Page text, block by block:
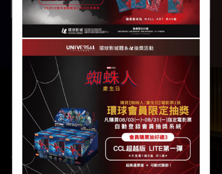
2026.08.05
更多資訊
環球中華影城
（Universal Chunghwa
Cinemas）
全新升級進化 給您全新的視覺饗宴
您觀影第一選擇!